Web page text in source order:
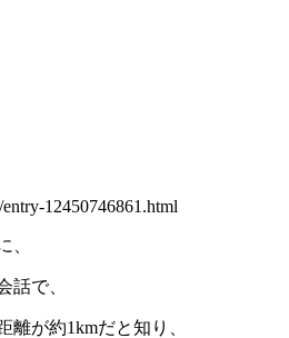
12450746861.html
、
話で、
離が約1kmだと知り、